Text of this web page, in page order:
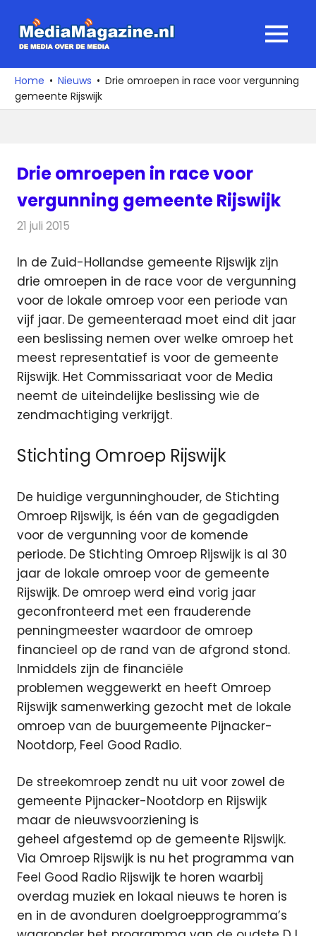
naar
media
over
de
MENU
Home Nieuws
Drie omroepen in race voor vergunning
gemeente Rijswijk
Drie omroepen in race voor
vergunning gemeente Rijswijk
21 juli 2015
In de Zuid-Hollandse gemeente Rijswijk zijn
drie omroepen in de race voor de vergunning
voor de lokale omroep voor een periode van
vijf jaar. De gemeenteraad moet eind dit jaar
een beslissing nemen over welke omroep het
meest representatief is voor de gemeente
Rijswijk. Het Commissariaat voor de Media
neemt de uiteindelijke beslissing wie de
zendmachtiging verkrijgt.
Stichting Omroep Rijswijk
De huidige vergunninghouder, de Stichting
Omroep Rijswijk, is één van de gegadigden
voor de vergunning voor de komende
periode. De Stichting Omroep Rijswijk is al 30
jaar de lokale omroep voor de gemeente
Rijswijk. De omroep werd eind vorig jaar
geconfronteerd met een frauderende
penningmeester waardoor de omroep
financieel op de rand van de afgrond stond.
Inmiddels zijn de financiële
problemen weggewerkt en heeft Omroep
Rijswijk samenwerking gezocht met de lokale
omroep van de buurgemeente Pijnacker-
Nootdorp, Feel Good Radio.
De streekomroep zendt nu uit voor zowel de
gemeente Pijnacker-Nootdorp en Rijswijk
maar de nieuwsvoorziening is
geheel afgestemd op de gemeente Rijswijk.
Via Omroep Rijswijk is nu het programma van
Feel Good Radio Rijswijk te horen waarbij
overdag muziek en lokaal nieuws te horen is
en in de avonduren doelgroepprogramma’s